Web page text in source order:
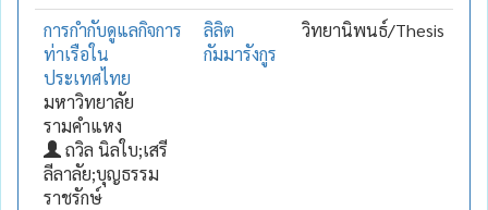
การกำกับดูแลกิจการ
ท่าเรือใน
ประเทศไทย
มหาวิทยาลัย
รามคำแหง
ถวิล นิลใบ;เสรี
ลีลาลัย;บุญธรรม
ราชรักษ์
ลิลิต
กัมมารังกูร
วิทยานิพนธ์/Thesis